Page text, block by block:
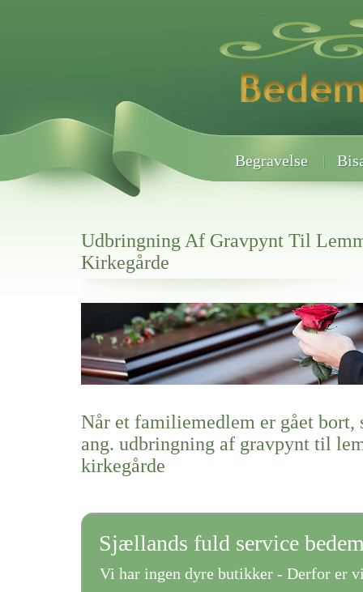
Begravelse
Udbringning Af Gravpynt Til
Kirkegårde
Her hos os får du altid en god afslutning når det gælder
Udbringning Af Gravpynt Til Lemming Kirkegårde
vi hjælper i alle faser af begravelsel
Når et familiemedlem er gået bort,
ang. udbringning af gravpynt til
kirkegårde
Sjællands fuld service
Vi har ingen dyre butikker - Derfor er